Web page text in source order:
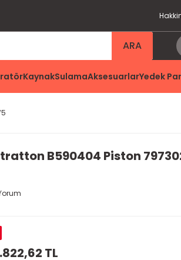
ARA
KaynakSulamaAksesuarlarYedek
B590404 Piston
TL